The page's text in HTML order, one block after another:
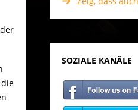
SOZIALE KANÄLE